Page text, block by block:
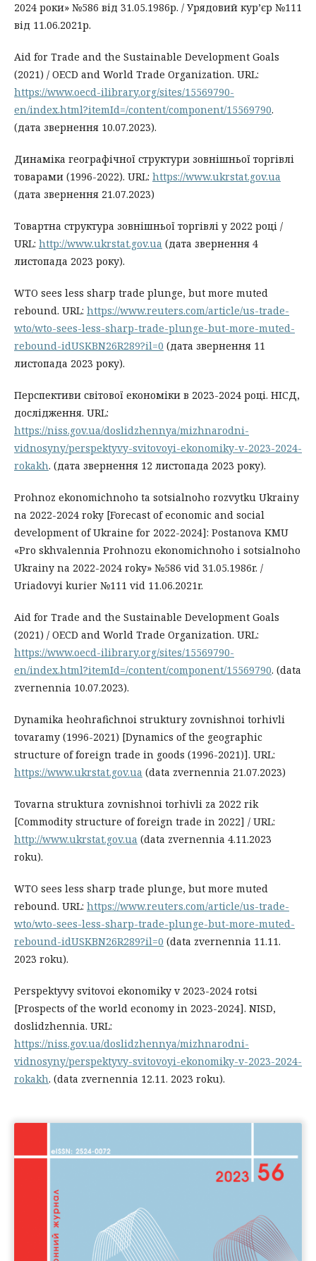
2024 роки» №586 від 31.05.1986р. / Урядовий кур’єр №111
від 11.06.2021р.
Aid for Trade and the Sustainable Development Goals
(2021) / OECD and World Trade Organization. URL:
https://www.oecd-ilibrary.org/sites/15569790-
en/index.html?itemId=/content/component/15569790.
(дата звернення 10.07.2023).
Динаміка географічної структури зовнішньої торгівлі
товарами (1996-2022). URL: https://www.ukrstat.gov.ua
(дата звернення 21.07.2023)
Товартна структура зовнішньої торгівлі у 2022 році /
URL: http://www.ukrstat.gov.ua (дата звернення 4
листопада 2023 року).
WTO sees less sharp trade plunge, but more muted
rebound. URL: https://www.reuters.com/article/us-trade-
wto/wto-sees-less-sharp-trade-plunge-but-more-muted-
rebound-idUSKBN26R289?il=0 (дата звернення 11
листопада 2023 року).
Перспективи світової економіки в 2023-2024 році. НІСД,
дослідження. URL:
https://niss.gov.ua/doslidzhennya/mizhnarodni-
vidnosyny/perspektyvy-svitovoyi-ekonomiky-v-2023-2024-
rokakh. (дата звернення 12 листопада 2023 року).
Prohnoz ekonomichnoho ta sotsialnoho rozvytku Ukrainy
na 2022-2024 roky [Forecast of economic and social
development of Ukraine for 2022-2024]: Postanova KMU
«Pro skhvalennia Prohnozu ekonomichnoho i sotsialnoho
Ukrainy na 2022-2024 roky» №586 vid 31.05.1986r. /
Uriadovyi kurier №111 vid 11.06.2021r.
Aid for Trade and the Sustainable Development Goals
(2021) / OECD and World Trade Organization. URL:
https://www.oecd-ilibrary.org/sites/15569790-
en/index.html?itemId=/content/component/15569790. (data
zvernennia 10.07.2023).
Dynamika heohrafichnoi struktury zovnishnoi torhivli
tovaramy (1996-2021) [Dynamics of the geographic
structure of foreign trade in goods (1996-2021)]. URL:
https://www.ukrstat.gov.ua (data zvernennia 21.07.2023)
Tovarna struktura zovnishnoi torhivli za 2022 rik
[Commodity structure of foreign trade in 2022] / URL:
http://www.ukrstat.gov.ua (data zvernennia 4.11.2023
roku).
WTO sees less sharp trade plunge, but more muted
rebound. URL: https://www.reuters.com/article/us-trade-
wto/wto-sees-less-sharp-trade-plunge-but-more-muted-
rebound-idUSKBN26R289?il=0 (data zvernennia 11.11.
2023 roku).
Perspektyvy svitovoi ekonomiky v 2023-2024 rotsi
[Prospects of the world economy in 2023-2024]. NISD,
doslidzhennia. URL:
https://niss.gov.ua/doslidzhennya/mizhnarodni-
vidnosyny/perspektyvy-svitovoyi-ekonomiky-v-2023-2024-
rokakh. (data zvernennia 12.11. 2023 roku).